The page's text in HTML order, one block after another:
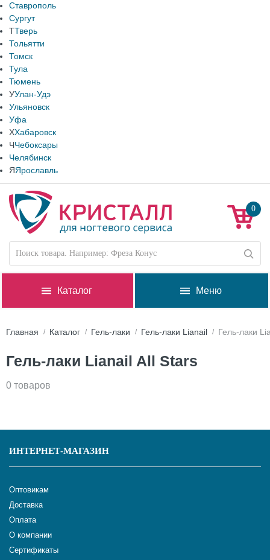
Ставрополь
Сургут
ТТверь
Тольятти
Томск
Тула
Тюмень
УУлан-Удэ
Ульяновск
Уфа
ХХабаровск
ЧЧебоксары
Челябинск
ЯЯрославль
0
Каталог Меню
Главная Каталог Гель-лаки Гель-лаки Lianail Гель-лаки
Гель-лаки Lianail All Stars
0 товаров
ИНТЕРНЕТ-МАГАЗИН
Оптовикам
Доставка
Оплата
О компании
Сертификаты